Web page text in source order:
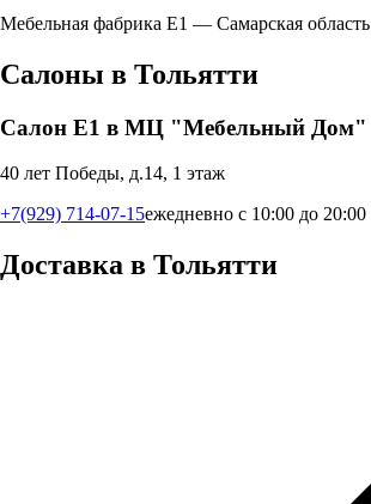
Мебельная фабрика Е1 — Самарская область
Салоны в Тольятти
Салон Е1 в МЦ "Мебельный Дом"
40 лет Победы, д.14, 1 этаж
+7(929) 714-07-15ежедневно с 10:00 до 20:00
Доставка в Тольятти